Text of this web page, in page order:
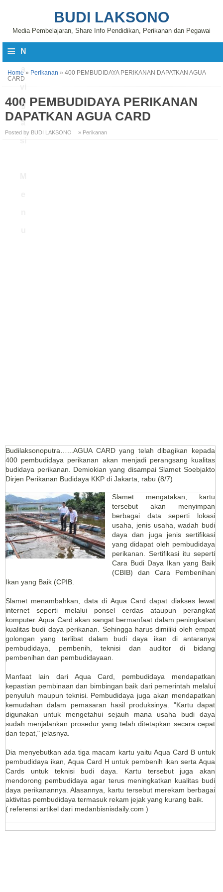
BUDI LAKSONO
Media Pembelajaran, Share Info Pendidikan, Perikanan dan Pegawai
≡ N
vi
g
a
si
Home » Perikanan » 400 PEMBUDIDAYA PERIKANAN DAPATKAN AGUA
CARD
400 PEMBUDIDAYA PERIKANAN
DAPATKAN AGUA CARD
Posted by BUDI LAKSONO » Perikanan
Budilaksonoputra…...AGUA CARD yang telah dibagikan kepada
400 pembudidaya perikanan akan menjadi perangsang kualitas
budidaya perikanan. Demiokian yang disampai Slamet Soebjakto
Dirjen Perikanan Budidaya KKP di Jakarta, rabu (8/7)
Slamet mengatakan, kartu
tersebut akan menyimpan
berbagai data seperti lokasi
usaha, jenis usaha, wadah budi
daya dan juga jenis sertifikasi
yang didapat oleh pembudidaya
perikanan. Sertifikasi itu seperti
Cara Budi Daya Ikan yang Baik
(CBIB) dan Cara Pembenihan
Ikan yang Baik (CPIB.
Slamet menambahkan, data di Aqua Card dapat diakses lewat
internet seperti melalui ponsel cerdas ataupun perangkat
komputer. Aqua Card akan sangat bermanfaat dalam peningkatan
kualitas budi daya perikanan. Sehingga harus dimiliki oleh empat
golongan yang terlibat dalam budi daya ikan di antaranya
pembudidaya, pembenih, teknisi dan auditor di bidang
pembenihan dan pembudidayaan.
Manfaat lain dari Aqua Card, pembudidaya mendapatkan
kepastian pembinaan dan bimbingan baik dari pemerintah melalui
penyuluh maupun teknisi. Pembudidaya juga akan mendapatkan
kemudahan dalam pemasaran hasil produksinya. "Kartu dapat
digunakan untuk mengetahui sejauh mana usaha budi daya
sudah menjalankan prosedur yang telah ditetapkan secara cepat
dan tepat," jelasnya.
Dia menyebutkan ada tiga macam kartu yaitu Aqua Card B untuk
pembudidaya ikan, Aqua Card H untuk pembenih ikan serta Aqua
Cards untuk teknisi budi daya. Kartu tersebut juga akan
mendorong pembudidaya agar terus meningkatkan kualitas budi
daya perikanannya. Alasannya, kartu tersebut merekam berbagai
aktivitas pembudidaya termasuk rekam jejak yang kurang baik.
( referensi artikel dari medanbisnisdaily.com )